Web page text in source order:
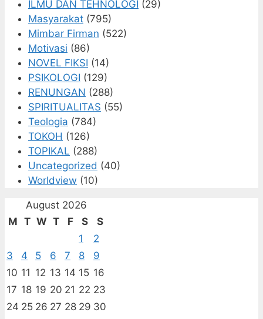
ILMU DAN TEHNOLOGI (29)
Masyarakat (795)
Mimbar Firman (522)
Motivasi (86)
NOVEL FIKSI (14)
PSIKOLOGI (129)
RENUNGAN (288)
SPIRITUALITAS (55)
Teologia (784)
TOKOH (126)
TOPIKAL (288)
Uncategorized (40)
Worldview (10)
August 2026
M T W T F S
S
1
2
3
4 5 6 7 8
9
10 11 12 13 14 15 16
17 18 19 20 21 22 23
24 25 26 27 28 29 30